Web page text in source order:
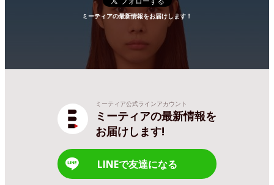
ミーティアの最新情報をお届けします！
ミーティア公式ラインアカウント
ミーティアの最新情報を
お届けします!
LINEで友達になる